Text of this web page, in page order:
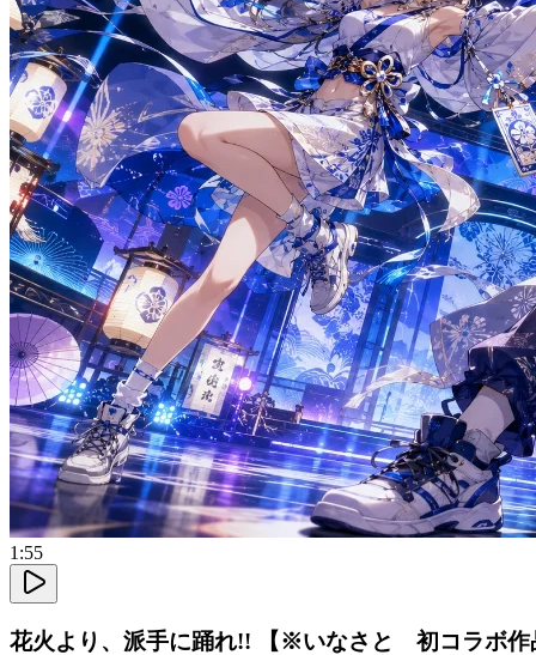
1:55
花火より、派手に踊れ!! 【※いなさと 初コラボ作